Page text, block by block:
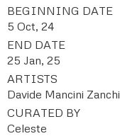
BEGINNING DATE
5 Oct, 24
END DATE
25 Jan, 25
ARTISTS
Davide Mancini Zanchi
CURATED BY
Celeste